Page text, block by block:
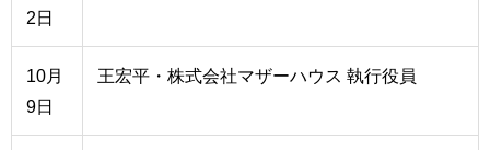
い
合
わ
2日
10月
9日
王宏平・株式会社マザーハウス 執行役員